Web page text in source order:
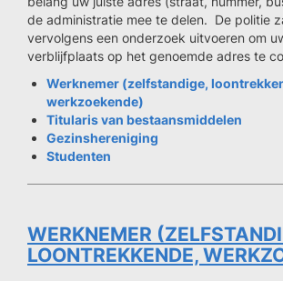
de administratie mee te delen. De politie
vervolgens een onderzoek uitvoeren om
verblijfplaats op het genoemde adres te
Werknemer (zelfstandige,
werkzoekende)
Titularis van bestaansmiddelen
Gezinshereniging
Studenten
WERKNEMER
LOONTREKKENDE,